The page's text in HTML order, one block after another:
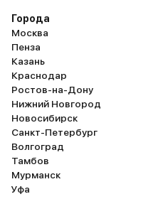
семьи, на котором дальняя
поездка не придаст
дискомфорта.
Города
Москва
Пенза
Казань
Краснодар
Ростов-на-Дону
Нижний Новгород
Новосибирск
Санкт-Петербург
Волгоград
Тамбов
Мурманск
Уфа